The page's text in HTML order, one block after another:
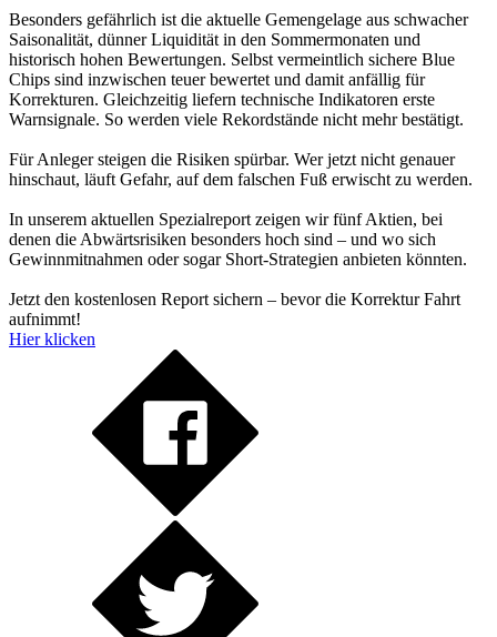
Besonders gefährlich ist die aktuelle Gemengelage aus schwacher
Saisonalität, dünner Liquidität in den Sommermonaten und
historisch hohen Bewertungen. Selbst vermeintlich sichere Blue
Chips sind inzwischen teuer bewertet und damit anfällig für
Korrekturen. Gleichzeitig liefern technische Indikatoren erste
Warnsignale. So werden viele Rekordstände nicht mehr bestätigt.
Für Anleger steigen die Risiken spürbar. Wer jetzt nicht genauer
hinschaut, läuft Gefahr, auf dem falschen Fuß erwischt zu werden.
In unserem aktuellen Spezialreport zeigen wir fünf Aktien, bei
denen die Abwärtsrisiken besonders hoch sind – und wo sich
Gewinnmitnahmen oder sogar Short-Strategien anbieten könnten.
Jetzt den kostenlosen Report sichern – bevor die Korrektur Fahrt
aufnimmt!
Hier klicken